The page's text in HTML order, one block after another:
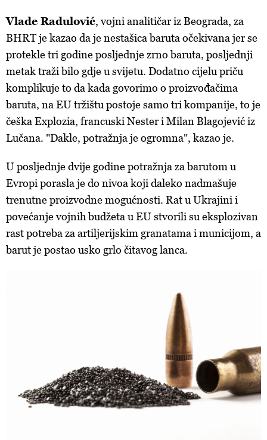
Vlade Radulović,vojni analitičar iz Beograda, za
BHRT je kazao da je nestašica baruta očekivana jer se
protekle tri godine posljednje zrno baruta, posljednji
metak traži bilo gdje u svijetu. Dodatno cijelu priču
komplikuje to da kada govorimo o proizvođačima
baruta, na EU tržištu postoje samo tri kompanije, to je
češka Explozia, francuski Nester i Milan Blagojević iz
Lučana. "Dakle, potražnja je ogromna", kazao je.
U posljednje dvije godine potražnja za barutom u
Evropi porasla je do nivoa koji daleko nadmašuje
trenutne proizvodne mogućnosti. Rat u Ukrajini i
povećanje vojnih budžeta u EU stvorili su eksplozivan
rast potreba za artiljerijskim granatama i municijom, a
barut je postao usko grlo čitavog lanca.